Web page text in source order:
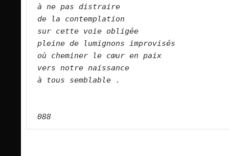
à ne pas distraire
de la contemplation
sur cette voie obligée
pleine de lumignons improvisés
où cheminer le cœur en paix
vers notre naissance
à tous semblable .
088